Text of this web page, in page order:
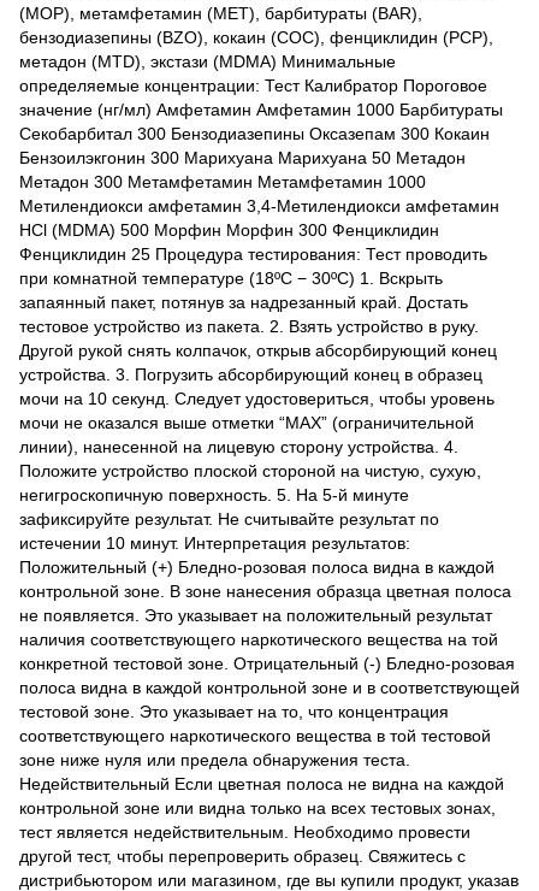
(MOP), метамфетамин (МЕТ), барбитураты (BAR),
бензодиазепины (BZO), кокаин (COC), фенциклидин (РСР),
метадон (MTD), экстази (МDМА) Минимальные
определяемые концентрации: Тест Калибратор Пороговое
значение (нг/мл) Амфетамин Амфетамин 1000 Барбитураты
Секобарбитал 300 Бензодиазепины Оксазепам 300 Кокаин
Бензоилэкгонин 300 Марихуана Марихуана 50 Метадон
Метадон 300 Meтамфетамин Метамфетамин 1000
Метилендиокси амфетамин 3,4-Метилендиокси амфетамин
HCl (MDMA) 500 Морфин Морфин 300 Фенциклидин
Фенциклидин 25 Процедура тестирования: Тест проводить
при комнатной температуре (18ºC − 30ºC) 1. Вскрыть
запаянный пакет, потянув за надрезанный край. Достать
тестовое устройство из пакета. 2. Взять устройство в руку.
Другой рукой снять колпачок, открыв абсорбирующий конец
устройства. 3. Погрузить абсорбирующий конец в образец
мочи на 10 секунд. Следует удостовериться, чтобы уровень
мочи не оказался выше отметки “MAX” (ограничительной
линии), нанесенной на лицевую сторону устройства. 4.
Положите устройство плоской стороной на чистую, сухую,
негигроскопичную поверхность. 5. На 5-й минуте
зафиксируйте результат. Не считывайте результат по
истечении 10 минут. Интерпретация результатов:
Положительный (+) Бледно-розовая полоса видна в каждой
контрольной зоне. В зоне нанесения образца цветная полоса
не появляется. Это указывает на положительный результат
наличия соответствующего наркотического вещества на той
конкретной тестовой зоне. Отрицательный (-) Бледно-розовая
полоса видна в каждой контрольной зоне и в соответствующей
тестовой зоне. Это указывает на то, что концентрация
соответствующего наркотического вещества в той тестовой
зоне ниже нуля или предела обнаружения теста.
Недействительный Если цветная полоса не видна на каждой
контрольной зоне или видна только на всех тестовых зонах,
тест является недействительным. Необходимо провести
другой тест, чтобы перепроверить образец. Свяжитесь с
дистрибьютором или магазином, где вы купили продукт, указав